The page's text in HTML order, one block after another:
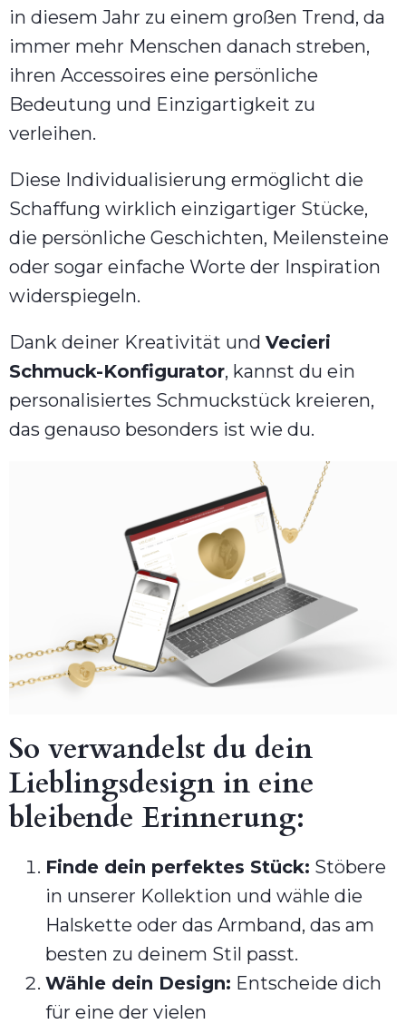
in diesem Jahr zu einem großen Trend, da
immer mehr Menschen danach streben,
ihren Accessoires eine persönliche
Bedeutung und Einzigartigkeit zu
verleihen.
Diese Individualisierung ermöglicht die
Schaffung wirklich einzigartiger Stücke,
die persönliche Geschichten, Meilensteine
oder sogar einfache Worte der Inspiration
widerspiegeln.
Dank deiner Kreativität und Vecieri
Schmuck-Konfigurator, kannst du ein
personalisiertes Schmuckstück kreieren,
das genauso besonders ist wie du.
So verwandelst du dein
Lieblingsdesign in eine
bleibende Erinnerung:
Finde dein perfektes Stück: Stöbere
in unserer Kollektion und wähle die
Halskette oder das Armband, das am
besten zu deinem Stil passt.
Wähle dein Design: Entscheide dich
für eine der vielen